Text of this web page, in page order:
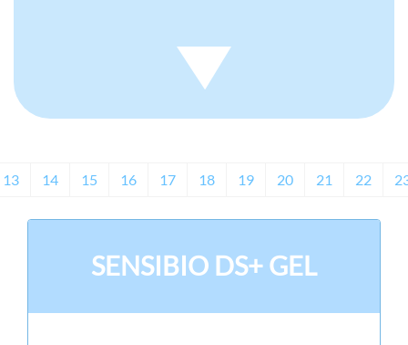
13 14 15 16 17 18 19 20 21 22
SENSIBIO DS+ GEL